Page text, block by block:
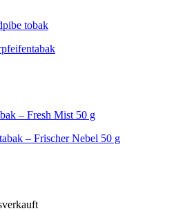
– Frischer Nebel 50 g